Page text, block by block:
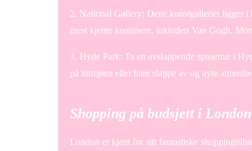
2. National Gallery: Dette kunstgalleriet ligger i
mest kjente kunstnere, inkludert Van Gogh,
3. Hyde Park: Ta en avslappende spasertur i
på innsjøen eller bare slappe av og nyte
Shopping på budsjett i London
London er kjent for sitt fantastiske